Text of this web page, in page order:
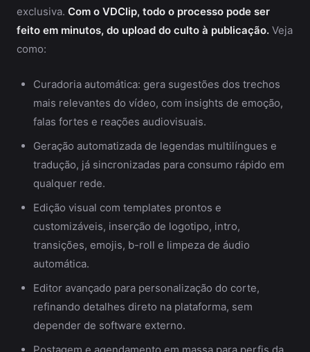
exclusiva. Com o VDClip, todo o processo pode ser
feito em minutos, do upload do culto à publicação. Veja
como:
Curadoria automática: gera sugestões dos trechos
mais relevantes do vídeo, com insights de emoção,
falas fortes e reações audiovisuais.
Geração automatizada de legendas multilíngues e
tradução, já sincronizadas para consumo rápido em
qualquer rede.
Edição visual com templates prontos e
customizáveis, inserção de logotipo, intro,
transições, emojis, b-roll e limpeza de áudio
automática.
Editor avançado para personalização do corte,
refinando detalhes direto na plataforma, sem
depender de software externo.
Postagem e agendamento em massa para perfis da